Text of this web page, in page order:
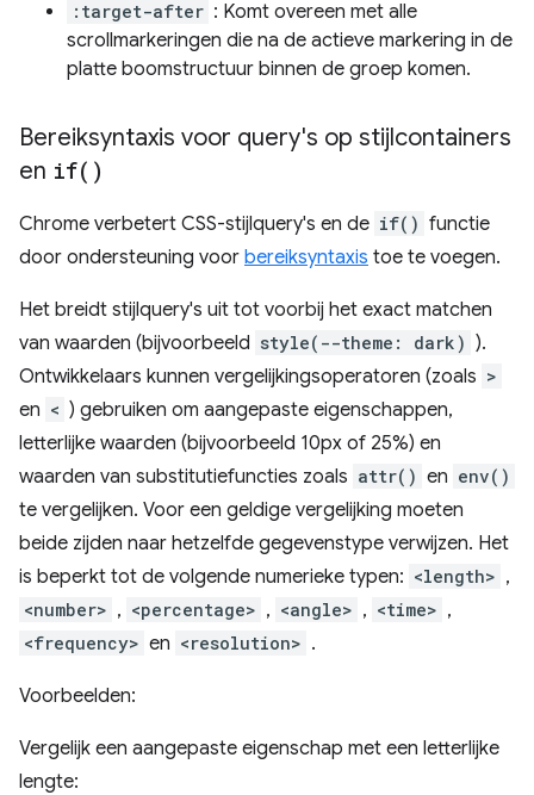
:target-after : Komt overeen met alle
scrollmarkeringen die na de actieve markering in de
platte boomstructuur binnen de groep komen.
Bereiksyntaxis voor query's op stijlcontainers
en if( )
Chrome verbetert CSS-stijlquery's en de if() functie
door ondersteuning voor bereiksyntaxis toe te voegen.
Het breidt stijlquery's uit tot voorbij het exact matchen
van waarden (bijvoorbeeld style(--theme: dark) ).
Ontwikkelaars kunnen vergelijkingsoperatoren (zoals >
en < ) gebruiken om aangepaste eigenschappen,
letterlijke waarden (bijvoorbeeld 10px of 25%) en
waarden van substitutiefuncties zoals attr() en env()
te vergelijken. Voor een geldige vergelijking moeten
beide zijden naar hetzelfde gegevenstype verwijzen. Het
is beperkt tot de volgende numerieke typen: <length> ,
<number> , <percentage> , <angle> , <time> ,
<frequency> en <resolution> .
Voorbeelden:
Vergelijk een aangepaste eigenschap met een letterlijke
lengte: